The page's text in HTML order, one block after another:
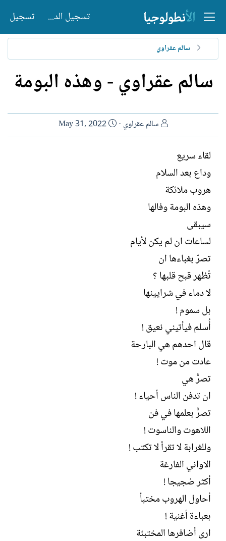
تسجيل الدخول تسجيل
سالم عقراوي
سالم عقراوي - وهذه البومة
ا
ل
ت
سالم عقراوي
ت
ا
May 31, 2022
لقاء سريع
وداع بعد السلام
هروب ملائكة
وهذه البومة وفالها
سيبقى
لساعات ان لم يكن لأيام
تصرّ بغباءها ان
تُظهر قبح قلبها ؟
لا دماء في شرايينها
بل سموم !
أُسلم فيأتيني نعيق !
قال احدهم هي البارحة
عادت من موت !
تصرُّ هي
ان تدفن الناس أحياء !
تصرُّ بعلمها في فن
اللاهوت والناسوت !
وللغرابة لا تقرأ لا تكتب !
الاواني الفارغة
أكثر ضجيجا !
أحاول الهروب مختبأ
بعباءة أغنية !
ارى أضافرها المختبئة